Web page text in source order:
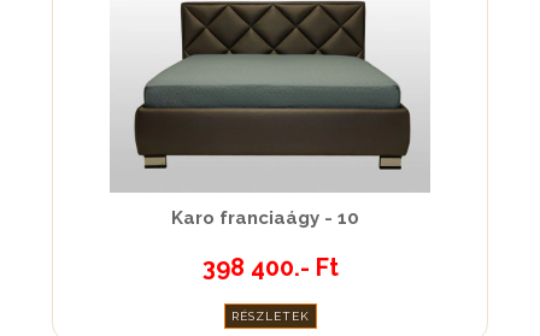
Karo franciaágy - 10
398 400.- Ft
RÉSZLETEK